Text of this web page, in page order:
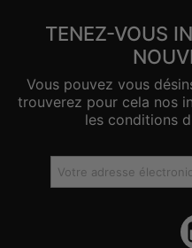
TENEZ-VOUS
Vous pouvez vous
trouverez pour cela nos
les conditions